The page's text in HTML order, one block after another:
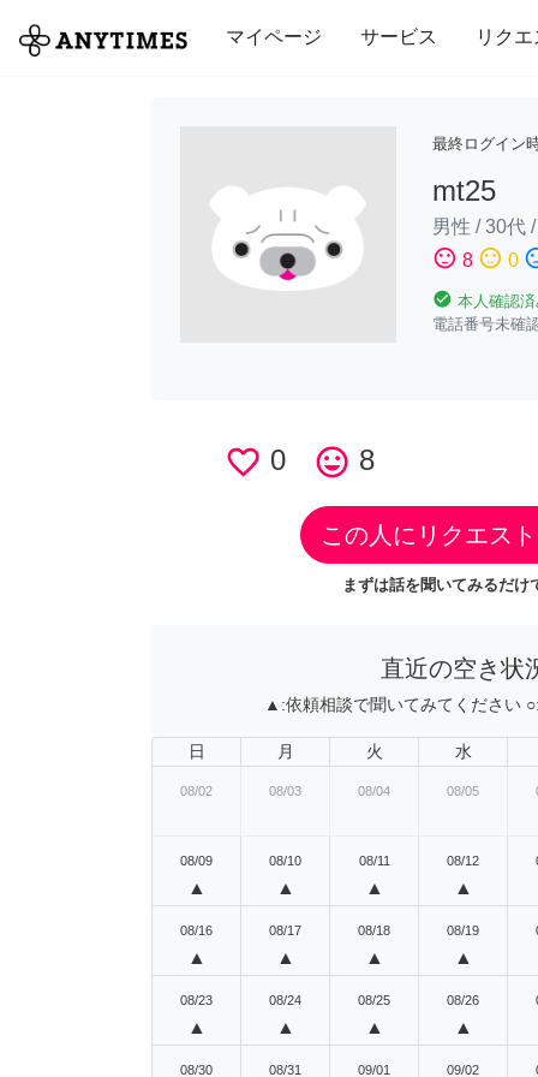
マイページ サービス リクエ
全て 修理・組立 家事 引っ越し
最終ログイン
mt25
男性 /30代 /
sentiment_satisfied 8 sentiment_neutral 0
check_circle 本人確認
電話番号未確
favorite_border 0 tag_faces 8
この人にリクエス
まずは話を聞いてみるだけ
直近の空き状
▲:依頼相談で聞いてみてください ○:
日 月 火 水
08/02 08/03 08/04 08/05
08/09
▲
08/10
▲
08/11
▲
08/12
▲
08/16
▲
08/17
▲
08/18
▲
08/19
▲
08/23
▲
08/24
▲
08/25
▲
08/26
▲
08/30 08/31 09/01 09/02